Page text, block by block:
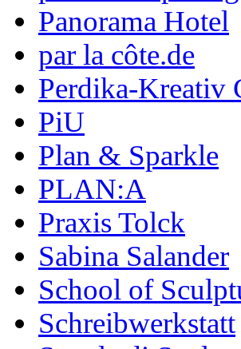
Panorama Hotel
par la côte.de
Perdika-Kreativ
PiU
Plan & Sparkle
PLAN:A
Praxis Tolck
Sabina Salander
School of
Schreibwerkstatt